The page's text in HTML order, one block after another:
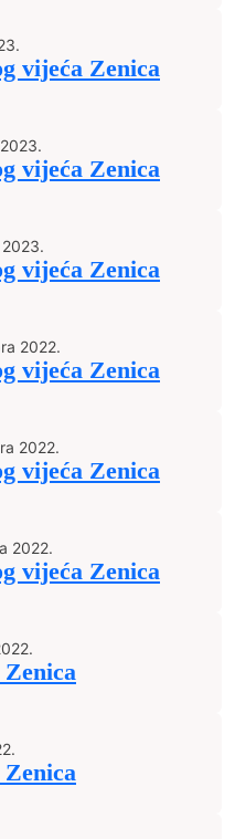
vijeća Zenica
vijeća Zenica
vijeća Zenica
2022.
vijeća Zenica
2022.
vijeća Zenica
2022.
vijeća Zenica